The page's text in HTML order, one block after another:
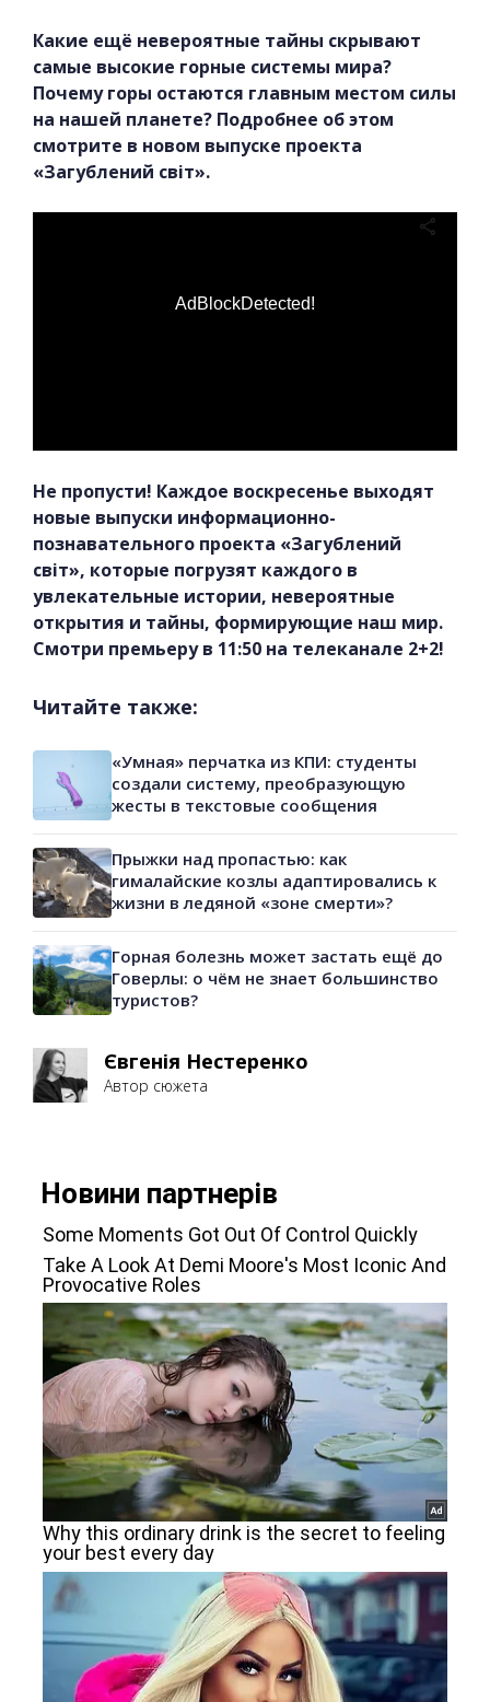
Какие ещё невероятные тайны скрывают
самые высокие горные системы мира?
Почему горы остаются главным местом силы
на нашей планете? Подробнее об этом
смотрите в новом выпуске проекта
«Загублений світ».
AdBlockDetected!
Не пропусти! Каждое воскресенье выходят
новые выпуски информационно-
познавательного проекта «Загублений
світ», которые погрузят каждого в
увлекательные истории, невероятные
открытия и тайны, формирующие наш мир.
Смотри премьеру в 11:50 на телеканале 2+2!
Читайте также:
«Умная» перчатка из КПИ: студенты
создали систему, преобразующую
жесты в текстовые сообщения
Прыжки над пропастью: как
гималайские козлы адаптировались к
жизни в ледяной «зоне смерти»?
Горная болезнь может застать ещё до
Говерлы: о чём не знает большинство
туристов?
Євгенія Нестеренко
Автор сюжета